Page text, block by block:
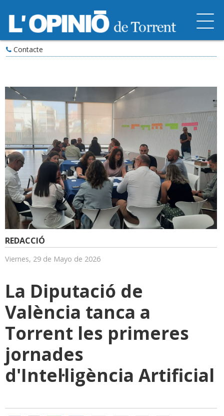
Contacte
REDACCIÓ
Viernes, 29 de Mayo de 2026
La Diputació de
València tanca a
Torrent les primeres
jornades
d'Intel·ligència Artificial